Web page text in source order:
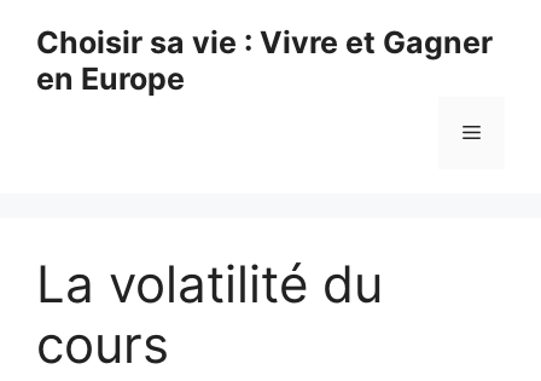
contenu
Choisir sa vie : Vivre et Gagner
en Europe
Menu
La volatilité du
cours